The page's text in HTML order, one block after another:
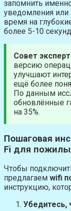
запомнить
уведомления или
время на
более 5-10
Совет
версию
улучшают
ещё более
По данным
обновлённые
на 35%.
Пошаговая
Fi для
Чтобы
предлагаем wifi
инструкцию,
Убедитесь,